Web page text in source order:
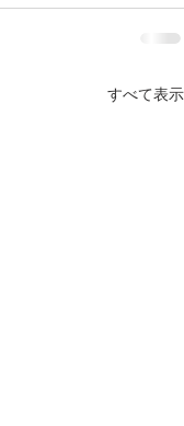
すべて表示